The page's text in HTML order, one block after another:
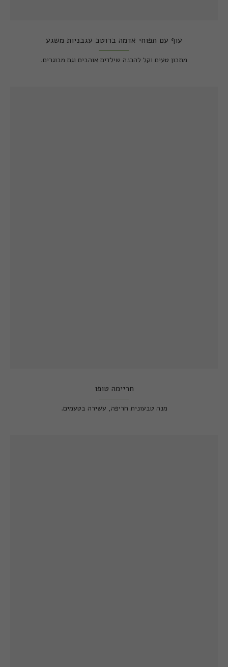
עוף עם תפוחי אדמה ברוטב עגבניות משגע
מתכון טעים וקל להכנה שילדים אוהבים וגם מבוגרים.
חריימה טופו
מנה טבעונית חריפה, עשירה בטעמים.